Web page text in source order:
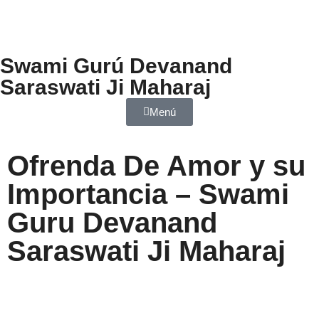
Swami Gurú Devanand
Saraswati Ji Maharaj
Menú
Ofrenda De Amor y su
Importancia – Swami
Guru Devanand
Saraswati Ji Maharaj